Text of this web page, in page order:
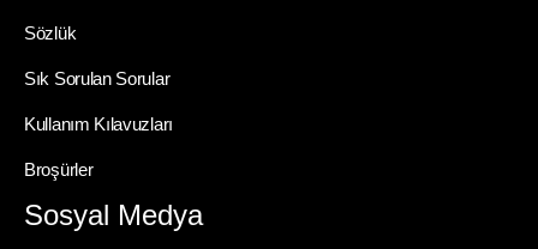
Sözlük
Sık Sorulan Sorular
Kullanım Kılavuzları
Broşürler
Sosyal Medya